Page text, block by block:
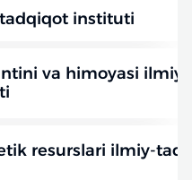
tadqiqot instituti
va himoyasi ilmiy-
resurslari ilmiy-